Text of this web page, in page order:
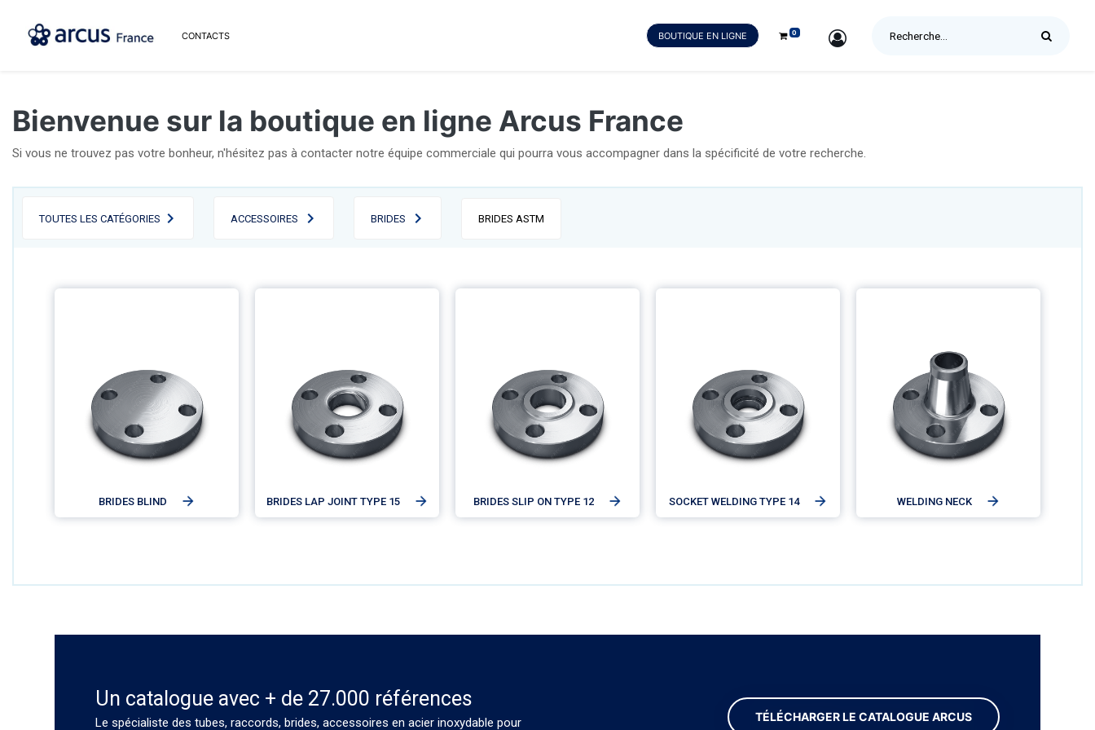
CONTACTS BOUTIQUE EN LIGNE 0 SIGN IN
Bienvenue sur la boutique en ligne Arcus France
Si vous ne trouvez pas votre bonheur, n'hésitez pas à contacter notre équipe commerciale qui pourra vous accompagner dans la spécificité de votre recherche.
TOUTES LES CATÉGORIES ACCESSOIRES BRIDES BRIDES ASTM
BRIDES BLIND BRIDES LAP JOINT TYPE 15 BRIDES SLIP ON TYPE 12 SOCKET WELDING TYPE 14 WELDING NECK
Un catalogue avec + de 27.000 références
Le spécialiste des tubes, raccords, brides, accessoires en acier inoxydable pour TÉLÉCHARGER LE CATALOGUE ARCUS